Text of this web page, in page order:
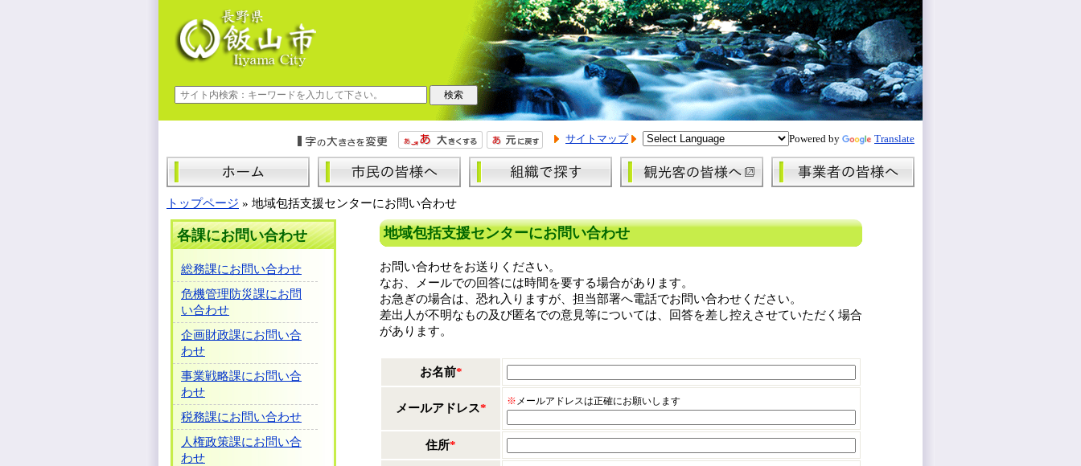
サイトマップ Powered by Translate
トップページ » 地域包括支援センターにお問い合わせ
各課にお問い合わせ
総務課にお問い合わせ
危機管理防災課にお問
い合わせ
企画財政課にお問い合
わせ
事業戦略課にお問い合
わせ
税務課にお問い合わせ
人権政策課にお問い合
わせ
地域包括支援センターにお問い合わせ
お問い合わせをお送りください。
なお、メールでの回答には時間を要する場合があります。
お急ぎの場合は、恐れ入りますが、担当部署へ電話でお問い合わせください。
差出人が不明なもの及び匿名での意見等については、回答を差し控えさせていただく場合
があります。
お名前*
メールアドレス*
※ メールアドレスは正確にお願いします
住所*